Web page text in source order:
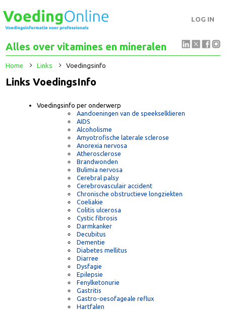
LOG IN
Alles over vitamines en mineralen
Home Links Voedingsinfo
Links VoedingsInfo
Voedingsinfo per onderwerp
Aandoeningen van de speekselklieren
AIDS
Alcoholisme
Amyotrofische laterale sclerose
Anorexia nervosa
Atherosclerose
Brandwonden
Bulimia nervosa
Cerebral palsy
Cerebrovasculair accident
Chronische obstructieve longziekten
Coeliakie
Colitis ulcerosa
Cystic fibrosis
Darmkanker
Decubitus
Dementie
Diabetes mellitus
Diarree
Dysfagie
Epilepsie
Fenylketonurie
Gastritis